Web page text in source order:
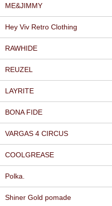
ME&JIMMY
Hey Viv Retro Clothing
RAWHIDE
REUZEL
LAYRITE
BONA FIDE
VARGAS 4 CIRCUS
COOLGREASE
Polka.
Shiner Gold pomade